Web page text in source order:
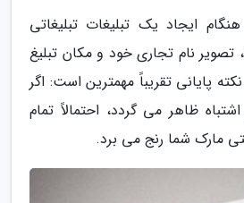
ایجاد یک تبلیغات تبلیغاتی
تصویر نام تجاری خود و مکان تبلیغ
پایانی تقریباً مهمترین است: اگر
ظاهر می گردد، احتمالاً تمام
مارک شما رنج می برد.